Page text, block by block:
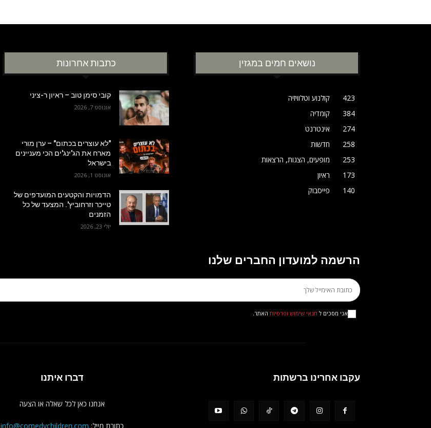
כתבות אחרונות
קובי סימן טוב – ראיון ר-ציני
אוגוסט 7, 2026
"לא עוצרים בכתום" – ערן מורי
מארח את הג'ינג'ים הכי מעניינים
בישראל
אוגוסט 1, 2026
הדמויות והקטעים המועדפים של
טייכר וזרחוביץ'. המצעד של כל
הזמנים
יולי 23, 2026
נושאים חמים במגזין
קולנוע וטלוויזיה
423
קומדיה
384
אינטרנט
274
חדשות
258
מופעים, הצגות, הרצאות
253
ראיון
173
פייסבוק
140
הרשמה למועדון החברים שלנו
אני מסכים ל תנאי שימוש ופרטיותהאתר.
דברו איתנו
אנחנו כאן לכל שאלה או הצעה
כתובת מייל: info@comedychildren.com
עקבו אחרינו ברשתות